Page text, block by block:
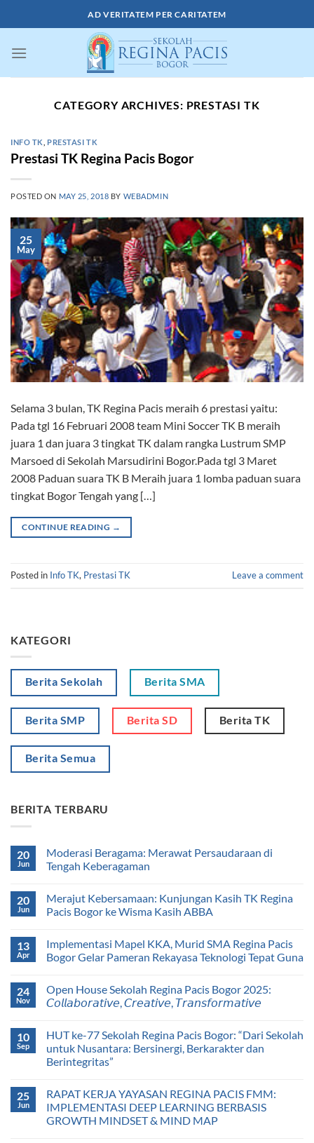
to
AD VERITATEM PER CARITATEM
CATEGORY ARCHIVES: PRESTASI TK
INFO TK ,PRESTASI TK
Prestasi TK Regina Pacis Bogor
POSTED ON MAY 25, 2018 BY WEBADMIN
25
May
Selama 3 bulan, TK Regina Pacis meraih 6 prestasi yaitu:
Pada tgl 16 Februari 2008 team Mini Soccer TK B meraih
juara 1 dan juara 3 tingkat TK dalam rangka Lustrum SMP
Marsoed di Sekolah Marsudirini Bogor.Pada tgl 3 Maret
2008 Paduan suara TK B Meraih juara 1 lomba paduan suara
tingkat Bogor Tengah yang […]
CONTINUE READING →
Posted in Info TK, Prestasi TK Leave a comment
KATEGORI
Berita Sekolah Berita SMA
Berita SMP Berita SD Berita TK
Berita Semua
BERITA TERBARU
20
Jun
Moderasi Beragama: Merawat Persaudaraan di
Tengah Keberagaman
20
Jun
Merajut Kebersamaan: Kunjungan Kasih TK Regina
Pacis Bogor ke Wisma Kasih ABBA
13
Apr
Implementasi Mapel KKA, Murid SMA Regina Pacis
Bogor Gelar Pameran Rekayasa Teknologi Tepat Guna
24
Nov
Open House Sekolah Regina Pacis Bogor 2025:
𝘊𝘰𝘭𝘭𝘢𝘣𝘰𝘳𝘢𝘵𝘪𝘷𝘦, 𝘊𝘳𝘦𝘢𝘵𝘪𝘷𝘦, 𝘛𝘳𝘢𝘯𝘴𝘧𝘰𝘳𝘮𝘢𝘵𝘪𝘷𝘦
10
Sep
HUT ke-77 Sekolah Regina Pacis Bogor: “Dari Sekolah
untuk Nusantara: Bersinergi, Berkarakter dan
Berintegritas”
25
Jun
RAPAT KERJA YAYASAN REGINA PACIS FMM:
IMPLEMENTASI DEEP LEARNING BERBASIS
GROWTH MINDSET & MIND MAP